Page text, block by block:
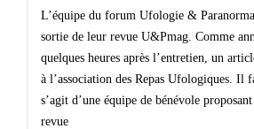
L’équipe du forum Ufologie &
sortie de leur revue U&Pmag. Comme
quelques heures après l’entretien, un
à l’association des Repas Ufologiques. Il
s’agit d’une équipe de bénévole
revue